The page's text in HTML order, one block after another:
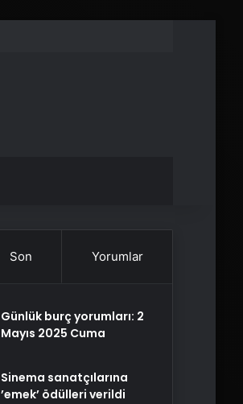
Son Yorumlar
Günlük burç yorumları: 2
Mayıs 2025 Cuma
Sinema sanatçılarına
’emek’ ödülleri verildi